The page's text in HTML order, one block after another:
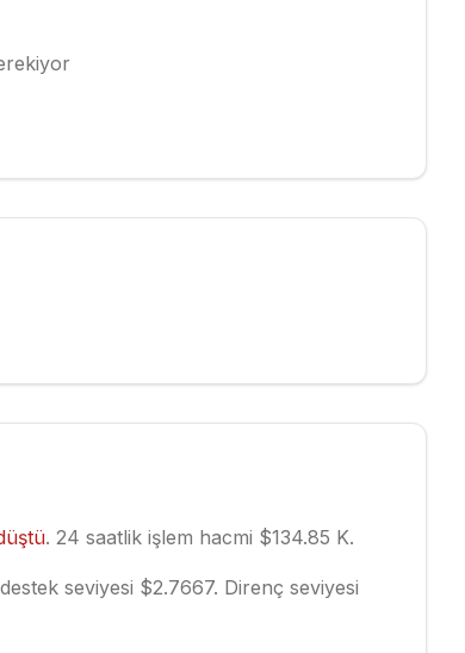
. 24 saatlik işlem hacmi $134.85 K.
seviyesi $2.7667. Direnç seviyesi